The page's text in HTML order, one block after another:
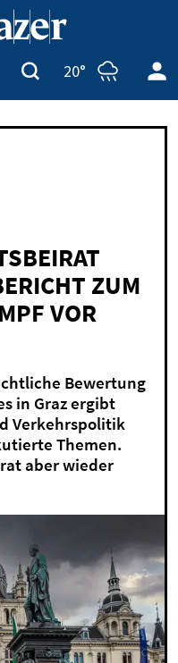
20°
ZUM
VOR
Bewertung
in Graz ergibt
Verkehrspolitik
Themen.
aber wieder